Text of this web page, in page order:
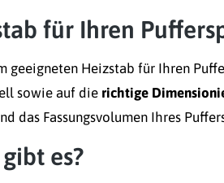
für Ihren
geeigneten Heizstab für Ihren
sowie auf die richtige
das Fassungsvolumen Ihres
es?